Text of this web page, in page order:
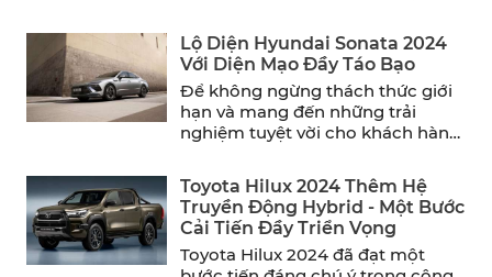
Lộ Diện Hyundai Sonata 2024
Với Diện Mạo Đầy Táo Bạo
Để không ngừng thách thức giới
hạn và mang đến những trải
nghiệm tuyệt vời cho khách hàng,
Toyota Hilux 2024 Thêm Hệ
Truyền Động Hybrid - Một Bước
Cải Tiến Đầy Triển Vọng
Toyota Hilux 2024 đã đạt một